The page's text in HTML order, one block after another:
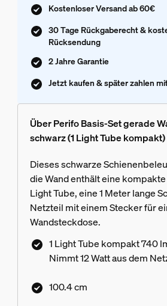
Kostenloser Versand ab 60€
30 Tage Rückgaberecht &
Rücksendung
2 Jahre Garantie
Jetzt kaufen & später zahlen
Über Perifo Basis-Set gerade
schwarz (1 Light Tube kompakt)
Dieses schwarze
die Wand enthält eine
Light Tube, eine 1 Meter lange
Netzteil mit einem Stecker für
Wandsteckdose.
1 Light Tube kompakt 740
Nimmt 12 Watt aus dem
100.4 cm